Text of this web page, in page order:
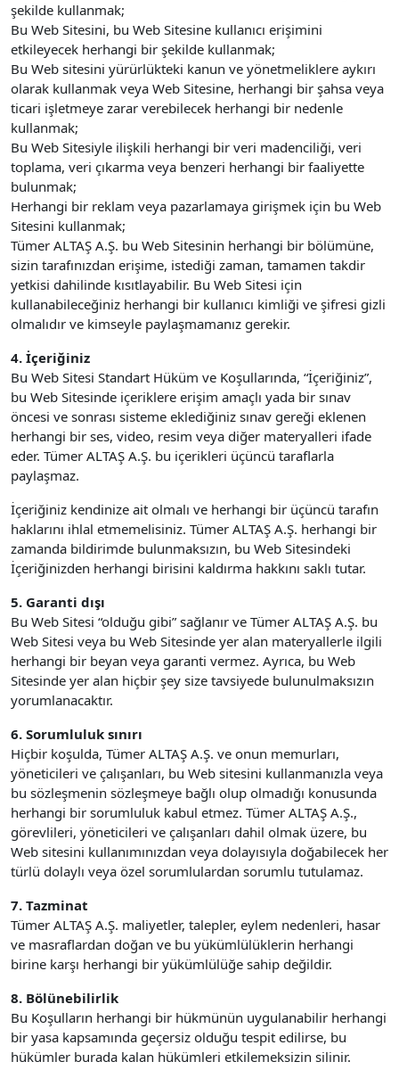
şekilde kullanmak;
Bu Web Sitesini, bu Web Sitesine kullanıcı erişimini
etkileyecek herhangi bir şekilde kullanmak;
Bu Web sitesini yürürlükteki kanun ve yönetmeliklere aykırı
olarak kullanmak veya Web Sitesine, herhangi bir şahsa veya
ticari işletmeye zarar verebilecek herhangi bir nedenle
kullanmak;
Bu Web Sitesiyle ilişkili herhangi bir veri madenciliği, veri
toplama, veri çıkarma veya benzeri herhangi bir faaliyette
bulunmak;
Herhangi bir reklam veya pazarlamaya girişmek için bu Web
Sitesini kullanmak;
Tümer ALTAŞ A.Ş. bu Web Sitesinin herhangi bir bölümüne,
sizin tarafınızdan erişime, istediği zaman, tamamen takdir
yetkisi dahilinde kısıtlayabilir. Bu Web Sitesi için
kullanabileceğiniz herhangi bir kullanıcı kimliği ve şifresi gizli
olmalıdır ve kimseyle paylaşmamanız gerekir.
4. İçeriğiniz
Bu Web Sitesi Standart Hüküm ve Koşullarında, “İçeriğiniz”,
bu Web Sitesinde içeriklere erişim amaçlı yada bir sınav
öncesi ve sonrası sisteme eklediğiniz sınav gereği eklenen
herhangi bir ses, video, resim veya diğer materyalleri ifade
eder. Tümer ALTAŞ A.Ş. bu içerikleri üçüncü taraflarla
paylaşmaz.
İçeriğiniz kendinize ait olmalı ve herhangi bir üçüncü tarafın
haklarını ihlal etmemelisiniz. Tümer ALTAŞ A.Ş. herhangi bir
zamanda bildirimde bulunmaksızın, bu Web Sitesindeki
İçeriğinizden herhangi birisini kaldırma hakkını saklı tutar.
5. Garanti dışı
Bu Web Sitesi “olduğu gibi” sağlanır ve Tümer ALTAŞ A.Ş. bu
Web Sitesi veya bu Web Sitesinde yer alan materyallerle ilgili
herhangi bir beyan veya garanti vermez. Ayrıca, bu Web
Sitesinde yer alan hiçbir şey size tavsiyede bulunulmaksızın
yorumlanacaktır.
6. Sorumluluk sınırı
Hiçbir koşulda, Tümer ALTAŞ A.Ş. ve onun memurları,
yöneticileri ve çalışanları, bu Web sitesini kullanmanızla veya
bu sözleşmenin sözleşmeye bağlı olup olmadığı konusunda
herhangi bir sorumluluk kabul etmez. Tümer ALTAŞ A.Ş.,
görevlileri, yöneticileri ve çalışanları dahil olmak üzere, bu
Web sitesini kullanımınızdan veya dolayısıyla doğabilecek her
türlü dolaylı veya özel sorumlulardan sorumlu tutulamaz.
7. Tazminat
Tümer ALTAŞ A.Ş. maliyetler, talepler, eylem nedenleri, hasar
ve masraflardan doğan ve bu yükümlülüklerin herhangi
birine karşı herhangi bir yükümlülüğe sahip değildir.
8. Bölünebilirlik
Bu Koşulların herhangi bir hükmünün uygulanabilir herhangi
bir yasa kapsamında geçersiz olduğu tespit edilirse, bu
hükümler burada kalan hükümleri etkilemeksizin silinir.